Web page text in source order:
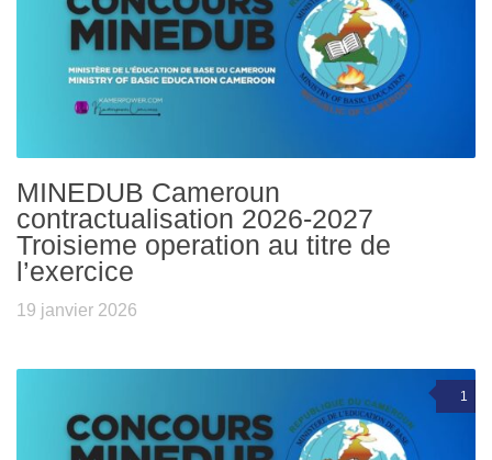
MINEDUB Cameroun
contractualisation 2026-2027
Troisieme operation au titre de
l’exercice
19 janvier 2026
1